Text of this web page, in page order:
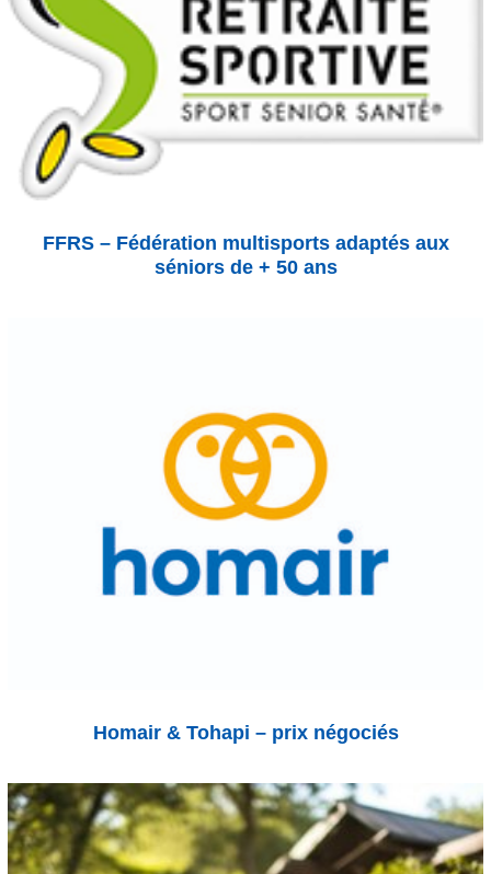
FFRS – Fédération multisports adaptés aux
séniors de + 50 ans
Homair & Tohapi – prix négociés